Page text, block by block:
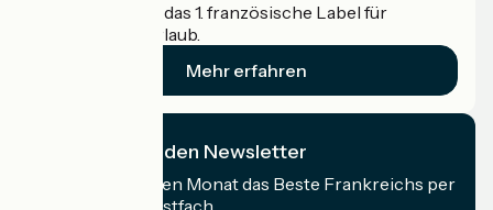
Accueil Vélo ist das 1. französische Label für
Radfahrer im Urlaub.
Mehr erfahren
Ich abonniere den Newsletter
Erhalten Sie jeden Monat das Beste Frankreichs per